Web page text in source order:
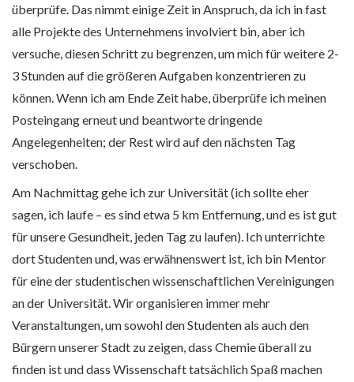
überprüfe. Das nimmt einige Zeit in Anspruch, da ich in fast
alle Projekte des Unternehmens involviert bin, aber ich
versuche, diesen Schritt zu begrenzen, um mich für weitere 2-
3 Stunden auf die größeren Aufgaben konzentrieren zu
können. Wenn ich am Ende Zeit habe, überprüfe ich meinen
Posteingang erneut und beantworte dringende
Angelegenheiten; der Rest wird auf den nächsten Tag
verschoben.
Am Nachmittag gehe ich zur Universität (ich sollte eher
sagen, ich laufe – es sind etwa 5 km Entfernung, und es ist gut
für unsere Gesundheit, jeden Tag zu laufen). Ich unterrichte
dort Studenten und, was erwähnenswert ist, ich bin Mentor
für eine der studentischen wissenschaftlichen Vereinigungen
an der Universität. Wir organisieren immer mehr
Veranstaltungen, um sowohl den Studenten als auch den
Bürgern unserer Stadt zu zeigen, dass Chemie überall zu
finden ist und dass Wissenschaft tatsächlich Spaß machen